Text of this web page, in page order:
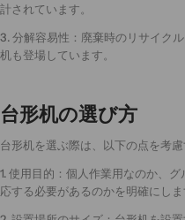
計されています。
3. 分解容易性：廃棄時のリサイク
机も登場しています。
台形机の選び方
台形机を選ぶ際は、以下の点を考
1. 使用目的：個人作業用なのか、
応する必要があるのかを明確にしま